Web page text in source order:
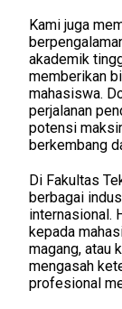
Kami juga
akademik
memberikan
mahasiswa.
perjalanan
potensi
berkembang
Di Fakultas
berbagai
internasional.
kepada
magang, atau
mengasah
profesional